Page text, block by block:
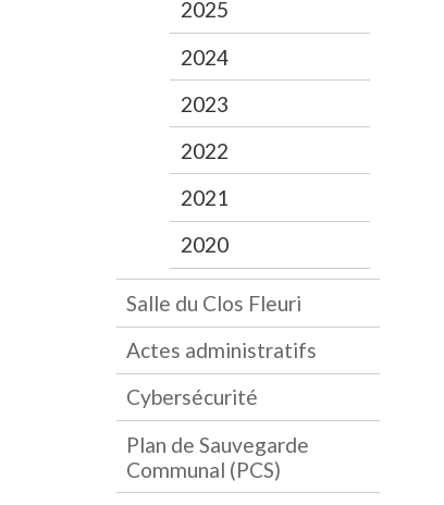
2025
2024
2023
2022
2021
2020
Salle du Clos Fleuri
Actes administratifs
Cybersécurité
Plan de Sauvegarde
Communal (PCS)